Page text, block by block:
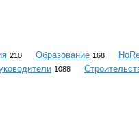
210 Образование 168
1088